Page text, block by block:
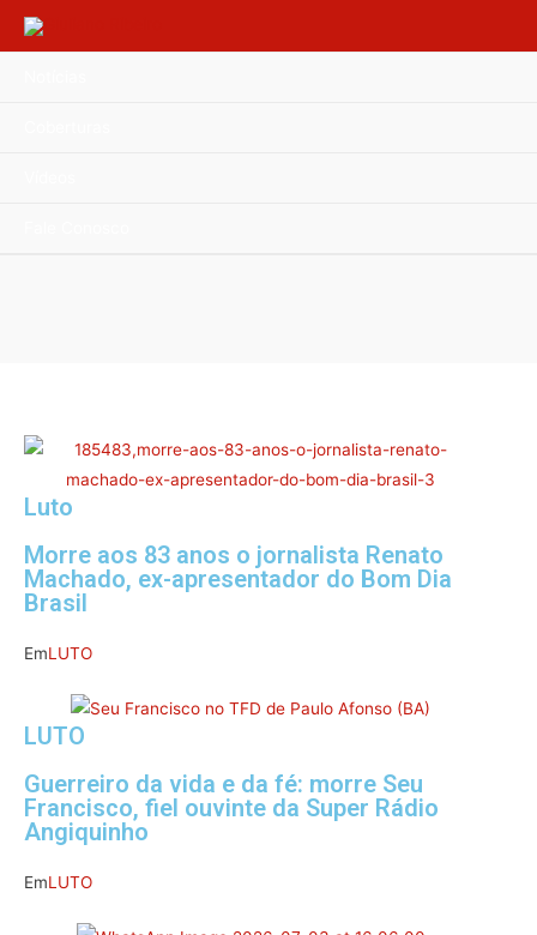
Luto
Morre aos 83 anos o jornalista Renato
Machado, ex-apresentador do Bom Dia
Brasil
EmLUTO
LUTO
Guerreiro da vida e da fé: morre Seu
Francisco, fiel ouvinte da Super Rádio
Angiquinho
EmLUTO